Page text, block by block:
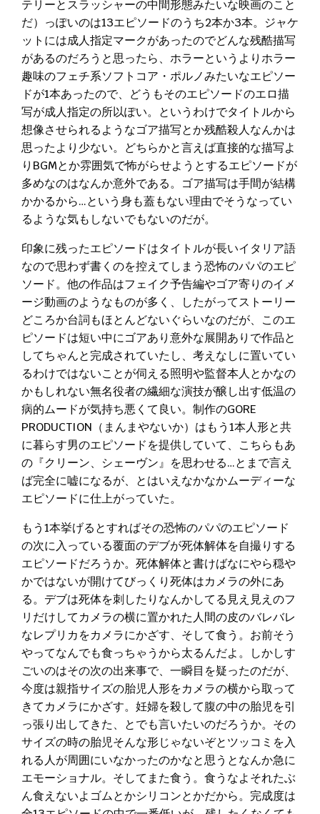
テリーとスラッシャーの中間形態みたいな映画のこと
だ）っぽいのは13エピソードのうち2本か3本。ジャケ
ットには成人指定マークがあったのでどんな残酷描写
があるのだろうと思ったら、ホラーというよりホラー
趣味のフェチ系ソフトコア・ポルノみたいなエピソー
ドが1本あったので、どうもそのエピソードのエロ描
写が成人指定の所以ぽい。というわけでタイトルから
想像させられるようなゴア描写とか残酷殺人なんかは
思ったより少ない。どちらかと言えば直接的な描写よ
りBGMとか雰囲気で怖がらせようとするエピソードが
多めなのはなんか意外である。ゴア描写は手間が結構
かかるから…という身も蓋もない理由でそうなってい
るような気もしないでもないのだが。
印象に残ったエピソードはタイトルが長いイタリア語
なので思わず書くのを控えてしまう恐怖のパパのエピ
ソード。他の作品はフェイク予告編やゴア寄りのイメ
ージ動画のようなものが多く、したがってストーリー
どころか台詞もほとんどないぐらいなのだが、このエ
ピソードは短い中にゴアあり意外な展開ありで作品と
してちゃんと完成されていたし、考えなしに置いてい
るわけではないことが伺える照明や監督本人とかなの
かもしれない無名役者の繊細な演技が醸し出す低温の
病的ムードが気持ち悪くて良い。制作のGORE
PRODUCTION（まんまやないか）はもう1本人形と共
に暮らす男のエピソードを提供していて、こちらもあ
の『クリーン、シェーヴン』を思わせる…とまで言え
ば完全に嘘になるが、とはいえなかなかムーディーな
エピソードに仕上がっていた。
もう1本挙げるとすればその恐怖のパパのエピソード
の次に入っている覆面のデブが死体解体を自撮りする
エピソードだろうか。死体解体と書けばなにやら穏や
かではないが開けてびっくり死体はカメラの外にあ
る。デブは死体を刺したりなんかしてる見え見えのフ
リだけしてカメラの横に置かれた人間の皮のバレバレ
なレプリカをカメラにかざす、そして食う。お前そう
やってなんでも食っちゃうから太るんだよ。しかしす
ごいのはその次の出来事で、一瞬目を疑ったのだが、
今度は親指サイズの胎児人形をカメラの横から取って
きてカメラにかざす。妊婦を殺して腹の中の胎児を引
っ張り出してきた、とでも言いたいのだろうか。その
サイズの時の胎児そんな形じゃないぞとツッコミを入
れる人が周囲にいなかったのかなと思うとなんか急に
エモーショナル。そしてまた食う。食うなよそれたぶ
ん食えないよゴムとかシリコンとかだから。完成度は